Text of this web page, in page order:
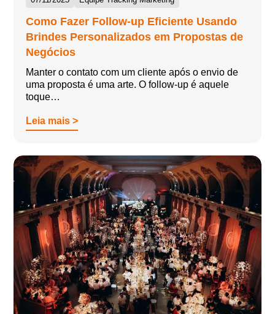
Como Fazer Follow-up Eficiente Usando
Brindes Personalizados em Propostas de
Negócios
Manter o contato com um cliente após o envio de
uma proposta é uma arte. O follow-up é aquele
toque…
Leia mais >